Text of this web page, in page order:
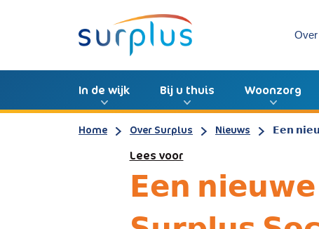
In de wijk Bij u thuis Woonzorg
Home Over Surplus Nieuws 𝗘𝗲𝗻
Lees voor
𝗘𝗲𝗻 𝗻𝗶𝗲𝘂𝘄𝗲